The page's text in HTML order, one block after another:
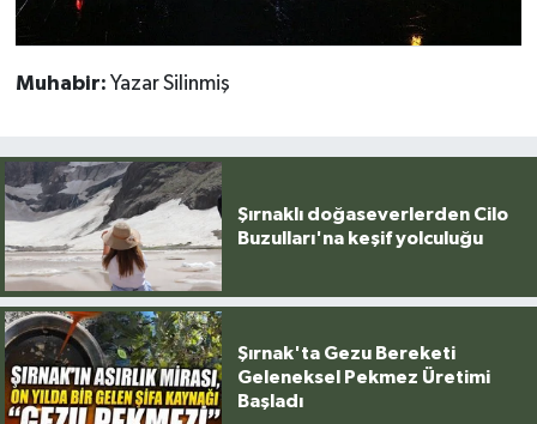
Muhabir: Yazar Silinmiş
Şırnaklı doğaseverlerden Cilo
Buzulları'na keşif yolculuğu
Şırnak'ta Gezu Bereketi
Geleneksel Pekmez Üretimi
Başladı